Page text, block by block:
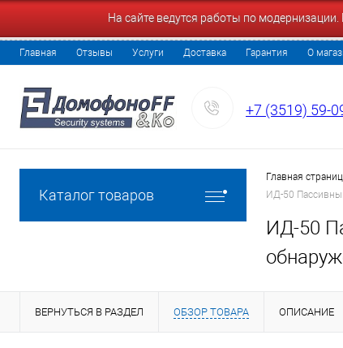
На сайте ведутся работы по
Главная Отзывы Услуги Доставка Гарантия О
+7 (3519) 59-
Каталог товаров
Главная
ИД-50
ИД-50
ВЕРНУТЬСЯ В РАЗДЕЛ ОБЗОР ТОВАРА ОПИСАНИЕ